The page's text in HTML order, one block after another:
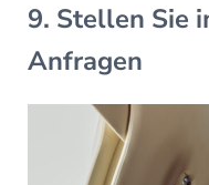
9. Stellen Sie
Anfragen